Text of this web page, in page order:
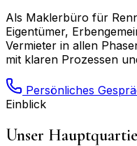
Als Maklerbüro für
Eigentümer,
Vermieter in allen
mit klaren Prozessen
Persönliches
Einblick
Unser